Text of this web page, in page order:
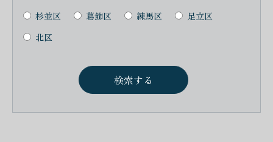
杉並区
葛飾区 練馬区
足立区
北区